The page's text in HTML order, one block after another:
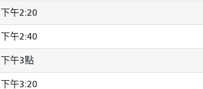
下午2:20
下午2:40
下午3點
下午3:20